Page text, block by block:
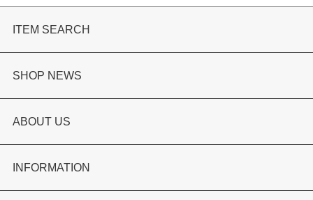
ITEM SEARCH
婚約指輪
結婚指輪
セットリング
SHOP NEWS
選ばれる理由まとめ
お客様の声
ABOUT US
会社概要
INFORMATION